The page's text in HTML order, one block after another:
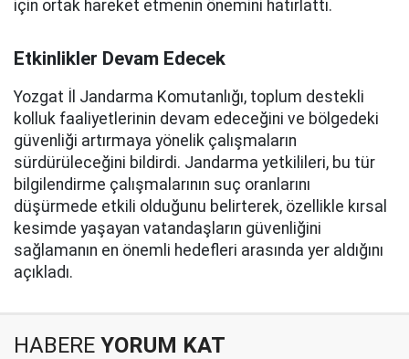
için ortak hareket etmenin önemini hatırlattı.
Etkinlikler Devam Edecek
Yozgat İl Jandarma Komutanlığı, toplum destekli
kolluk faaliyetlerinin devam edeceğini ve bölgedeki
güvenliği artırmaya yönelik çalışmaların
sürdürüleceğini bildirdi. Jandarma yetkilileri, bu tür
bilgilendirme çalışmalarının suç oranlarını
düşürmede etkili olduğunu belirterek, özellikle kırsal
kesimde yaşayan vatandaşların güvenliğini
sağlamanın en önemli hedefleri arasında yer aldığını
açıkladı.
HABERE YORUM KAT